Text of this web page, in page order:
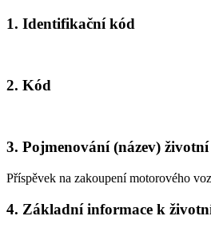
1. Identifikační kód
2. Kód
3. Pojmenování (název) životní
Příspěvek na zakoupení motorového
4. Základní informace k